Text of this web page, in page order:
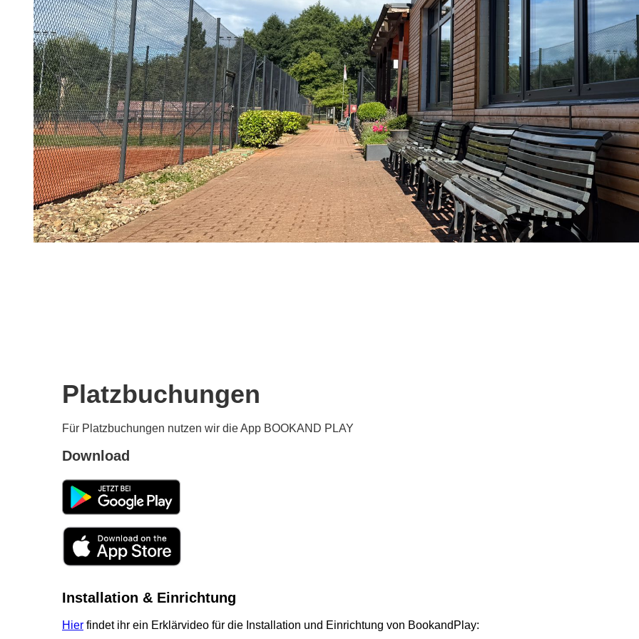
Platzbuchungen
Für Platzbuchungen nutzen wir die App BOOKAND PLAY
Download
Installation & Einrichtung
Hier findet ihr ein Erklärvideo für die Installation und Einrichtung von BookandPlay: